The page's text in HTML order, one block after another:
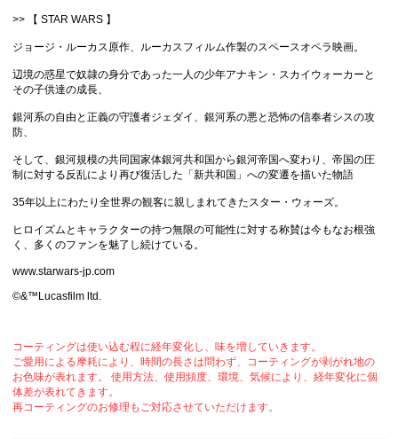
>> 【 STAR WARS 】
ジョージ・ルーカス原作、ルーカスフィルム作製のスペースオペラ映画。
辺境の惑星で奴隷の身分であった一人の少年アナキン・スカイウォーカーと
その子供達の成長、
銀河系の自由と正義の守護者ジェダイ、銀河系の悪と恐怖の信奉者シスの攻
防、
そして、銀河規模の共同国家体銀河共和国から銀河帝国へ変わり、帝国の圧
制に対する反乱により再び復活した「新共和国」への変遷を描いた物語
35年以上にわたり全世界の観客に親しまれてきたスター・ウォーズ。
ヒロイズムとキャラクターの持つ無限の可能性に対する称賛は今もなお根強
く、多くのファンを魅了し続けている。
www.starwars-jp.com
©&™Lucasfilm ltd.
コーティングは使い込む程に経年変化し、味を増していきます。
ご愛用による摩耗により、時間の長さは問わず、コーティングが剥がれ地の
お色味が表れます。 使用方法、使用頻度、環境、気候により、経年変化に個
体差が表れてきます。
再コーティングのお修理もご対応させていただけます。